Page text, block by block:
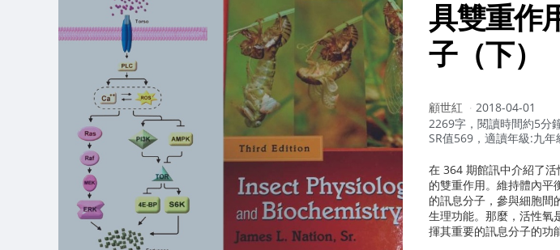
具雙重作
子（下）
作
者：
顧世紅
2018-04-01
2269字，閱讀時間約5分
SR值569，適讀年級:九年
在 364 期館訊中介紹了
的雙重作用。維持體內平
的訊息分子，參與細胞間
生理功能。那麼，活性氧
揮其重要的訊息分子的功